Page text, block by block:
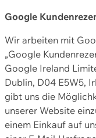
Google
Wir arbeiten mit
„Google
Google Ireland
Dublin, D04 E5W5,
gibt uns die
unserer Website
einem Einkauf auf